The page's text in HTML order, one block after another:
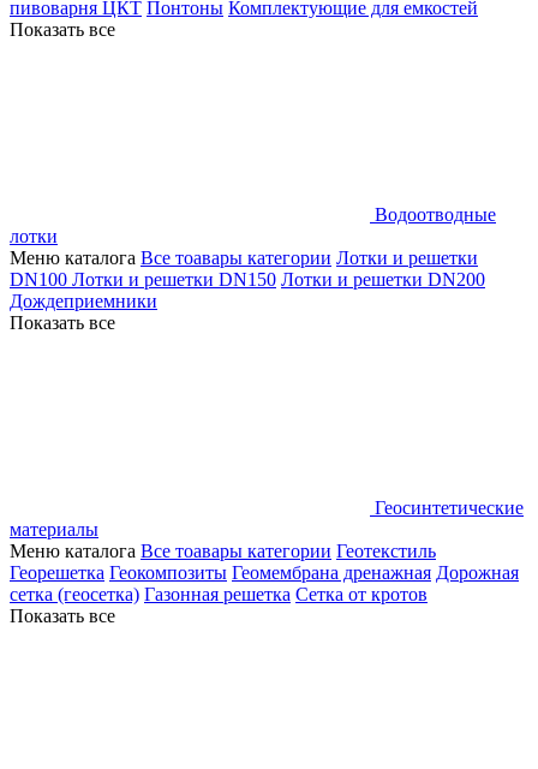
пивоварня ЦКТ Понтоны Комплектующие для емкостей
Показать все
Водоотводные
лотки
Меню каталога Все тоавары категории Лотки и решетки
DN100 Лотки и решетки DN150 Лотки и решетки DN200
Дождеприемники
Показать все
Геосинтетические
материалы
Меню каталога Все тоавары категории Геотекстиль
Георешетка Геокомпозиты Геомембрана дренажная Дорожная
сетка (геосетка) Газонная решетка Сетка от кротов
Показать все